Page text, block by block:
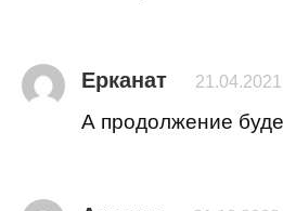
Ерканат
А продолжение